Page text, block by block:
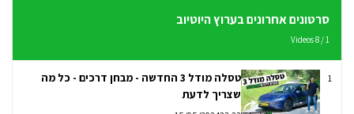
סרטונים אחרונים בערוץ היוטיוב
1
/
8
1
טסלה מודל 3 החדשה - מבחן דרכים - כל מה
שצריך לדעת